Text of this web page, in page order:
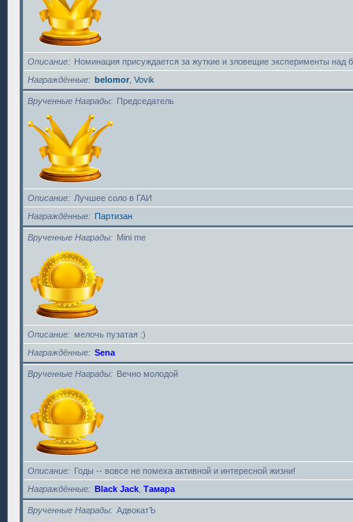
Описание
Номинация присуждается за жуткие и зловещие эксперименты над
Награждённые
belomor Vovik
Врученные Награды Председатель
Описание
Лучшее соло в ГАИ
Награждённые
Партизан
Врученные Награды Mini me
Описание
мелочь пузатая :)
Награждённые
Sena
Врученные Награды Вечно молодой
Описание
Годы -- вовсе не помеха активной и интересной жизни!
Награждённые
Black Jack Тамара
Врученные Награды АдвокатЪ